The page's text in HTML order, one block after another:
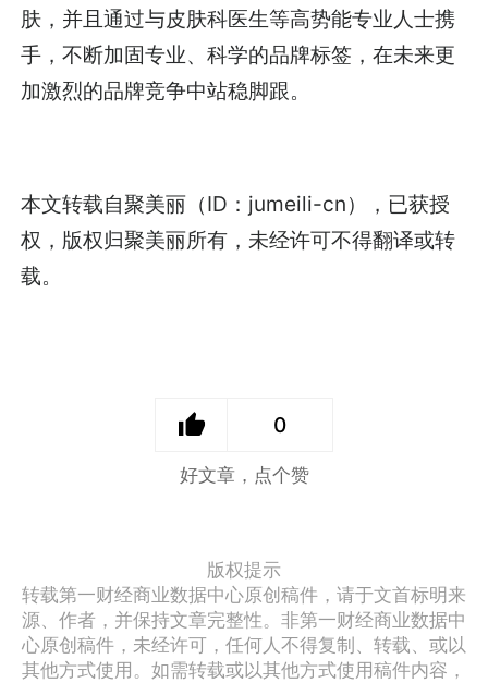
肤，并且通过与皮肤科医生等高势能专业人士携
手，不断加固专业、科学的品牌标签，在未来更
加激烈的品牌竞争中站稳脚跟。
本文转载自聚美丽（ID：jumeili-cn），已获授
权，版权归聚美丽所有，未经许可不得翻译或转
载。
0
好文章，点个赞
版权提示
转载第一财经商业数据中心原创稿件，请于文首标明来
源、作者，并保持文章完整性。非第一财经商业数据中
心原创稿件，未经许可，任何人不得复制、转载、或以
其他方式使用。如需转载或以其他方式使用稿件内容，